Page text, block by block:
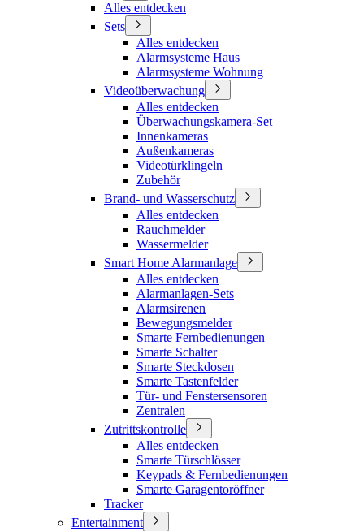
Alles entdecken
Sets
Alles entdecken
Alarmsysteme Haus
Alarmsysteme Wohnung
Videoüberwachung
Alles entdecken
Überwachungskamera-Set
Innenkameras
Außenkameras
Videotürklingeln
Zubehör
Brand- und Wasserschutz
Alles entdecken
Rauchmelder
Wassermelder
Smart Home Alarmanlage
Alles entdecken
Alarmanlagen-Sets
Alarmsirenen
Bewegungsmelder
Smarte Fernbedienungen
Smarte Schalter
Smarte Steckdosen
Smarte Tastenfelder
Tür- und Fenstersensoren
Zentralen
Zutrittskontrolle
Alles entdecken
Smarte Türschlösser
Keypads & Fernbedienungen
Smarte Garagentoröffner
Tracker
Entertainment